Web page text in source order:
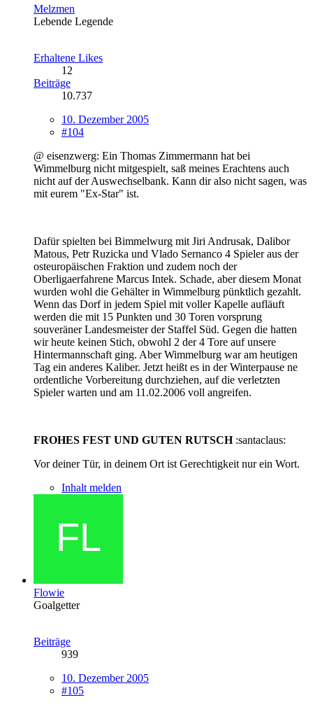
Melzmen
Lebende Legende
Erhaltene Likes
12
Beiträge
10.737
10. Dezember 2005
#104
@ eisenzwerg: Ein Thomas Zimmermann hat bei
Wimmelburg nicht mitgespielt, saß meines Erachtens auch
nicht auf der Auswechselbank. Kann dir also nicht sagen, was
mit eurem "Ex-Star" ist.
Dafür spielten bei Bimmelwurg mit Jiri Andrusak, Dalibor
Matous, Petr Ruzicka und Vlado Sernanco 4 Spieler aus der
osteuropäischen Fraktion und zudem noch der
Oberligaerfahrene Marcus Intek. Schade, aber diesem Monat
wurden wohl die Gehälter in Wimmelburg pünktlich gezahlt.
Wenn das Dorf in jedem Spiel mit voller Kapelle aufläuft
werden die mit 15 Punkten und 30 Toren vorsprung
souveräner Landesmeister der Staffel Süd. Gegen die hatten
wir heute keinen Stich, obwohl 2 der 4 Tore auf unsere
Hintermannschaft ging. Aber Wimmelburg war am heutigen
Tag ein anderes Kaliber. Jetzt heißt es in der Winterpause ne
ordentliche Vorbereitung durchziehen, auf die verletzten
Spieler warten und am 11.02.2006 voll angreifen.
FROHES FEST UND GUTEN RUTSCH:santaclaus:
Vor deiner Tür, in deinem Ort ist Gerechtigkeit nur ein Wort.
Inhalt melden
Flowie
Goalgetter
Beiträge
939
10. Dezember 2005
#105